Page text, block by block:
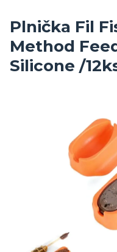
Plnička Fil
Method
Silicone /